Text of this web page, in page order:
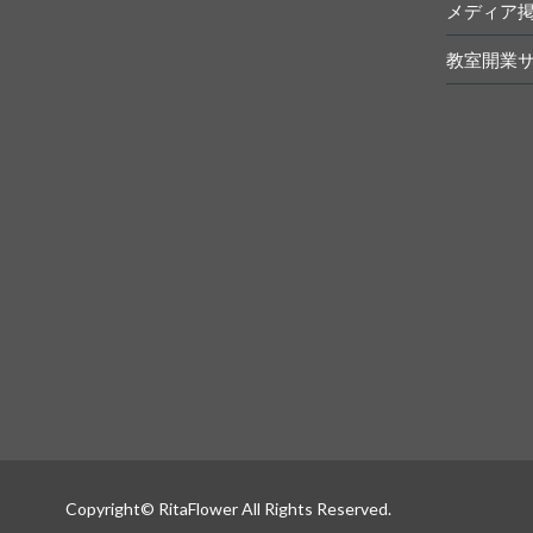
メディア
教室開業
Copyright© RitaFlower All Rights Reserved.